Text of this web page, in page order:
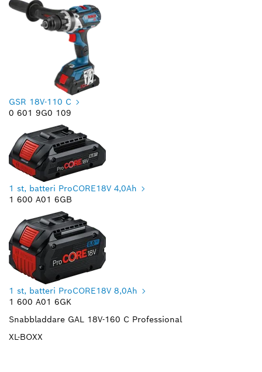
GSR 18V-110 C
0 601 9G0 109
1 st, batteri ProCORE18V 4,0Ah
1 600 A01 6GB
1 st, batteri ProCORE18V 8,0Ah
1 600 A01 6GK
Snabbladdare GAL 18V-160 C Professional
XL-BOXX